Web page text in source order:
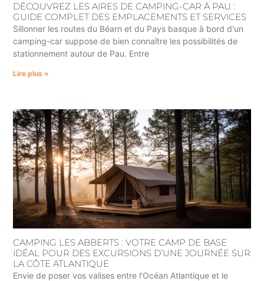
DÉCOUVREZ LES AIRES DE CAMPING-CAR À PAU :
GUIDE COMPLET DES EMPLACEMENTS ET SERVICES
Sillonner les routes du Béarn et du Pays basque à bord d'un
camping-car suppose de bien connaître les possibilités de
stationnement autour de Pau. Entre
Lire plus »
CAMPING LES ABBERTS : VOTRE CAMP DE BASE
IDÉAL POUR DES EXCURSIONS D’UNE JOURNÉE SUR
LA CÔTE ATLANTIQUE
Envie de poser vos valises entre l'Océan Atlantique et le